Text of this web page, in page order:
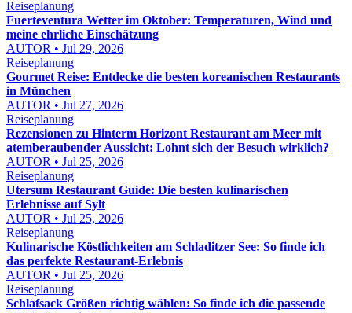
Reiseplanung
Fuerteventura Wetter im Oktober: Temperaturen, Wind und
meine ehrliche Einschätzung
AUTOR • Jul 29, 2026
Reiseplanung
Gourmet Reise: Entdecke die besten koreanischen Restaurants
in München
AUTOR • Jul 27, 2026
Reiseplanung
Rezensionen zu Hinterm Horizont Restaurant am Meer mit
atemberaubender Aussicht: Lohnt sich der Besuch wirklich?
AUTOR • Jul 25, 2026
Reiseplanung
Utersum Restaurant Guide: Die besten kulinarischen
Erlebnisse auf Sylt
AUTOR • Jul 25, 2026
Reiseplanung
Kulinarische Köstlichkeiten am Schladitzer See: So finde ich
das perfekte Restaurant-Erlebnis
AUTOR • Jul 25, 2026
Reiseplanung
Schlafsack Größen richtig wählen: So finde ich die passende